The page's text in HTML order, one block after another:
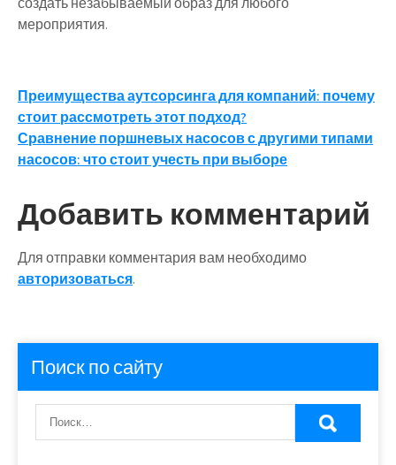
мероприятия.
Навигация
по
записям
Преимущества аутсорсинга для компаний: почему
стоит рассмотреть этот подход?
Сравнение поршневых насосов с другими типами
насосов: что стоит учесть при выборе
Добавить комментарий
Для отправки комментария вам необходимо
авторизоваться.
Поиск по сайту